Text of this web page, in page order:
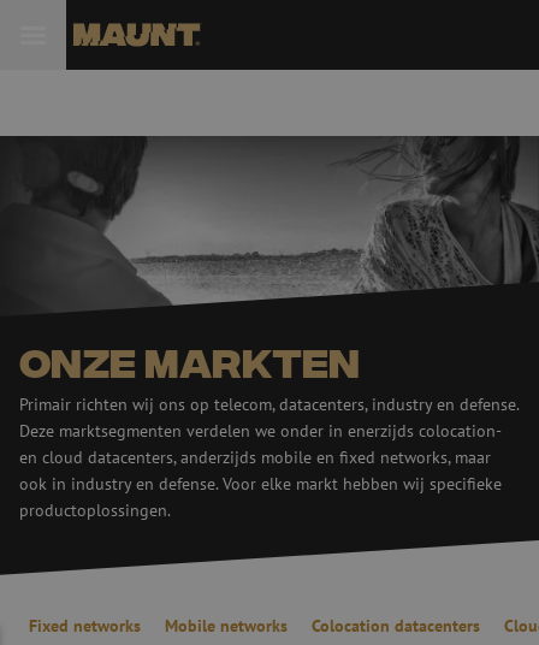
Onze markten
Primair richten wij ons op telecom, datacenters, industry en defense.
Deze marktsegmenten verdelen we onder in enerzijds colocation-
en cloud datacenters, anderzijds mobile en fixed networks, maar
ook in industry en defense. Voor elke markt hebben wij specifieke
productoplossingen.
Fixed networks Mobile networks Colocation datacenters